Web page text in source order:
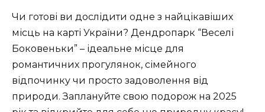
Чи готові ви дослідити одне з найцікавіших
місць на карті України? Дендропарк “Веселі
Боковеньки” – ідеальне місце для
романтичних прогулянок, сімейного
відпочинку чи просто задоволення від
природи. Заплануйте свою подорож на 2025